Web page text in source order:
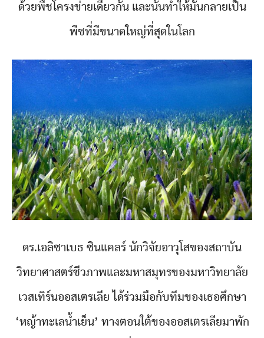
ด้วยพืชโครงข่ายเดียวกัน และนั่นทำให้มันกลายเป็น
พืชที่มีขนาดใหญ่ที่สุดในโลก
ดร.เอลิซาเบธ ซินแคลร์ นักวิจัยอาวุโสของสถาบัน
วิทยาศาสตร์ชีวภาพและมหาสมุทรของมหาวิทยาลัย
เวสเทิร์นออสเตรเลีย ได้ร่วมมือกับทีมของเธอศึกษา
‘หญ้าทะเลน้ำเย็น’ ทางตอนใต้ของออสเตรเลียมาพัก